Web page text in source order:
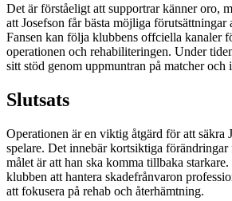
Det är förståeligt att supportrar känner oro,
att Josefson får bästa möjliga förutsättningar
Fansen kan följa klubbens offciella kanaler
operationen och rehabiliteringen. Under
sitt stöd genom uppmuntran på matcher och
Slutsats
Operationen är en viktig åtgärd för att säkra
spelare. Det innebär kortsiktiga
målet är att han ska komma tillbaka
klubben att hantera skadefrånvaron
att fokusera på rehab och återhämtning.